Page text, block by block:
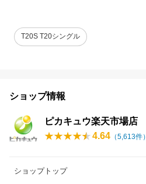
T20S T20シングル
ショップ情報
ピカキュウ楽天市場店
4.64 （5,613件）
ショップトップ